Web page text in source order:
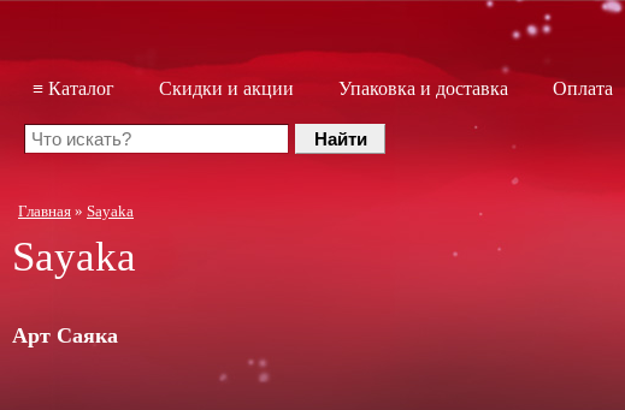
≡ Каталог Скидки и акции Упаковка и доставка Оплата
Главная » Sayaka
Sayaka
Арт Саяка